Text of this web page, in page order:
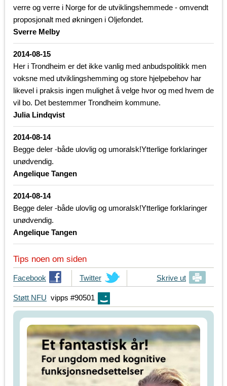
verre og verre i Norge for de utviklingshemmede - omvendt
proposjonalt med økningen i Oljefondet.
Sverre Melby
2014-08-15
Her i Trondheim er det ikke vanlig med anbudspolitikk men
voksne med utviklingshemming og store hjelpebehov har
likevel i praksis ingen mulighet å velge hvor og med hvem de
vil bo. Det bestemmer Trondheim kommune.
Julia Lindqvist
2014-08-14
Begge deler -både ulovlig og umoralsk!Ytterlige forklaringer
unødvendig.
Angelique Tangen
2014-08-14
Begge deler -både ulovlig og umoralsk!Ytterlige forklaringer
unødvendig.
Angelique Tangen
Tips noen om siden
T
i
p
s
Facebook
T
i
p
s
i
n
e
Twitter Skrive ut
Støtt NFU vipps #90501